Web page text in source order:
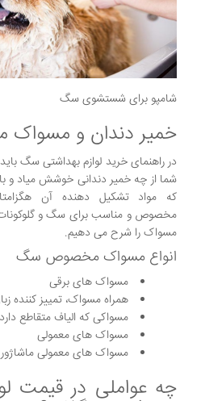
شامپو برای شستشوی سگ
خمیر دندان و
در راهنمای خرید لوازم بهداشتی سگ
شما از چه خمیر دندانی خوشش میاد و
که مواد تشکیل دهنده آن
مخصوص و مناسب برای سگ و گلوکونات
مسواک را شرح می دهیم.
انواع مسواک مخصوص سگ
مسواک های برقی
همراه مسواک، تمییز کننده
مسواکی که الیاف متقاطع دارد
مسواک های معمولی
مسواک های معمولی ماشاژور
چه عواملی در قیمت